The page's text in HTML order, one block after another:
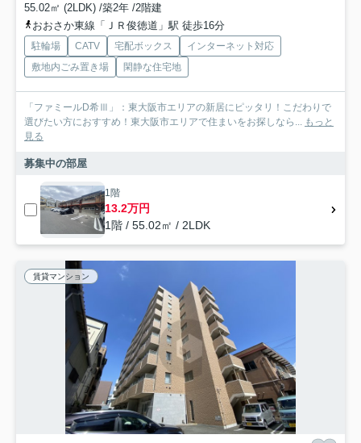
55.02㎡ (2LDK) /築2年 /2階建
おおさか東線「ＪＲ俊徳道」駅 徒歩16分
駐輪場 CATV 宅配ボックス
インターネット対応
敷地内ごみ置き場
閑静な住宅地
「ファミールD希Ⅲ」：東大阪市エリアの新居にピッタリ！こだわりで
選びたい方におすすめ！東大阪市エリアで住まいをお探しなら... もっと
見る
募集中の部屋
1階
13.2万円
1階 / 55.02㎡ / 2LDK
賃貸マンション